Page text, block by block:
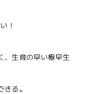
！
、生育の早い極早生
る。